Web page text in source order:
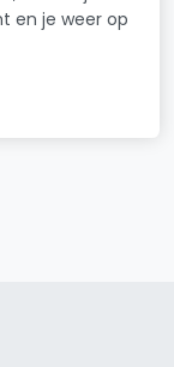
en je weer op